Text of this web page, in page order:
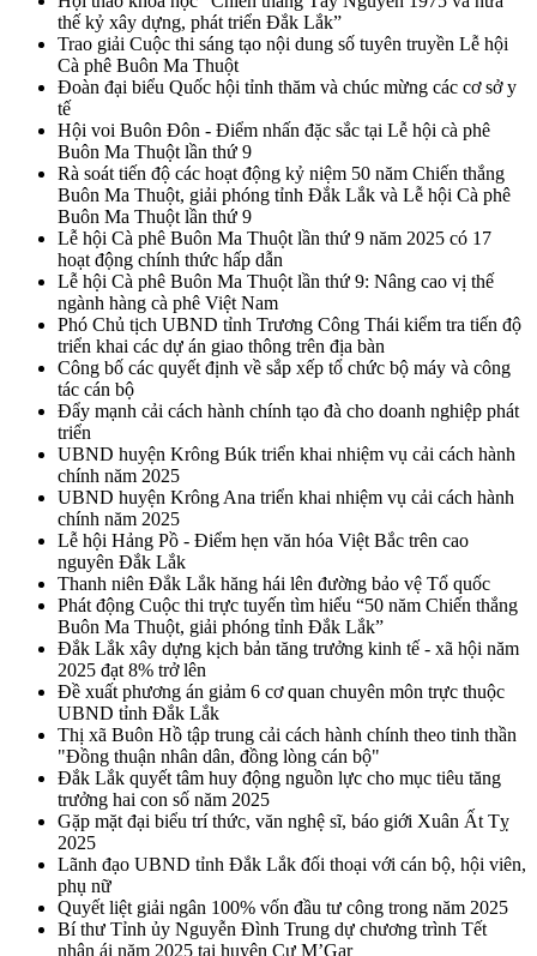
thế kỷ xây dựng, phát triển Đắk Lắk”
Trao giải Cuộc thi sáng tạo nội dung số tuyên truyền Lễ hội
Cà phê Buôn Ma Thuột
Đoàn đại biểu Quốc hội tỉnh thăm và chúc mừng các cơ sở y
tế
Hội voi Buôn Đôn - Điểm nhấn đặc sắc tại Lễ hội cà phê
Buôn Ma Thuột lần thứ 9
Rà soát tiến độ các hoạt động kỷ niệm 50 năm Chiến thắng
Buôn Ma Thuột, giải phóng tỉnh Đắk Lắk và Lễ hội Cà phê
Buôn Ma Thuột lần thứ 9
Lễ hội Cà phê Buôn Ma Thuột lần thứ 9 năm 2025 có 17
hoạt động chính thức hấp dẫn
Lễ hội Cà phê Buôn Ma Thuột lần thứ 9: Nâng cao vị thế
ngành hàng cà phê Việt Nam
Phó Chủ tịch UBND tỉnh Trương Công Thái kiểm tra tiến độ
triển khai các dự án giao thông trên địa bàn
Công bố các quyết định về sắp xếp tổ chức bộ máy và công
tác cán bộ
Đẩy mạnh cải cách hành chính tạo đà cho doanh nghiệp phát
triển
UBND huyện Krông Búk triển khai nhiệm vụ cải cách hành
chính năm 2025
UBND huyện Krông Ana triển khai nhiệm vụ cải cách hành
chính năm 2025
Lễ hội Hảng Pồ - Điểm hẹn văn hóa Việt Bắc trên cao
nguyên Đắk Lắk
Thanh niên Đắk Lắk hăng hái lên đường bảo vệ Tổ quốc
Phát động Cuộc thi trực tuyến tìm hiểu “50 năm Chiến thắng
Buôn Ma Thuột, giải phóng tỉnh Đắk Lắk”
Đắk Lắk xây dựng kịch bản tăng trưởng kinh tế - xã hội năm
2025 đạt 8% trở lên
Đề xuất phương án giảm 6 cơ quan chuyên môn trực thuộc
UBND tỉnh Đắk Lắk
Thị xã Buôn Hồ tập trung cải cách hành chính theo tinh thần
"Đồng thuận nhân dân, đồng lòng cán bộ"
Đắk Lắk quyết tâm huy động nguồn lực cho mục tiêu tăng
trưởng hai con số năm 2025
Gặp mặt đại biểu trí thức, văn nghệ sĩ, báo giới Xuân Ất Tỵ
2025
Lãnh đạo UBND tỉnh Đắk Lắk đối thoại với cán bộ, hội viên,
phụ nữ
Quyết liệt giải ngân 100% vốn đầu tư công trong năm 2025
Bí thư Tỉnh ủy Nguyễn Đình Trung dự chương trình Tết
nhân ái năm 2025 tại huyện Cư M’Gar